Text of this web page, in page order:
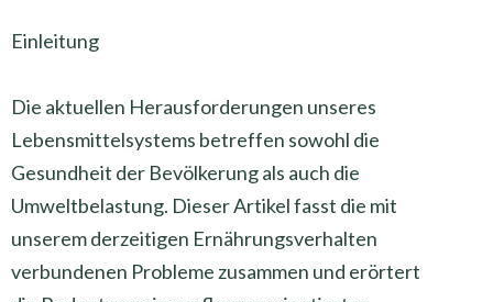
Einleitung
Die aktuellen Herausforderungen unseres
Lebensmittelsystems betreffen sowohl die
Gesundheit der Bevölkerung als auch die
Umweltbelastung. Dieser Artikel fasst die mit
unserem derzeitigen Ernährungsverhalten
verbundenen Probleme zusammen und erörtert